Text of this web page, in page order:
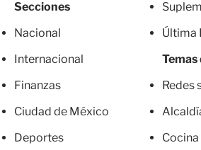
Secciones
Nacional
Internacional
Finanzas
Ciudad de México
Deportes
Última
Redes
Cocina